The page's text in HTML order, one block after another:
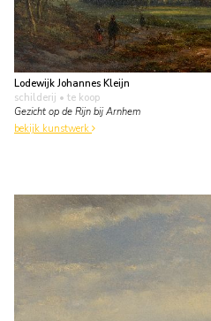
Lodewijk Johannes Kleijn
schilderij • te koop
Gezicht op de Rijn bij Arnhem
bekijk kunstwerk